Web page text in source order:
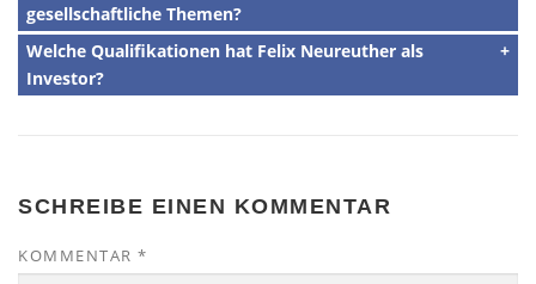
gesellschaftliche Themen?
Welche Qualifikationen hat Felix Neureuther als
Investor?
SCHREIBE EINEN KOMMENTAR
KOMMENTAR *